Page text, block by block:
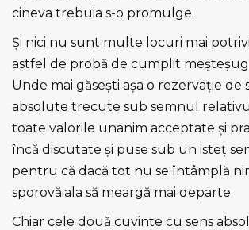
cineva trebuia s-o promulge.
Şi nici nu sunt multe locuri mai
astfel de probă de cumplit
Unde mai găseşti aşa o rezervaţie de
absolute trecute sub semnul
toate valorile unanim acceptate şi
încă discutate şi puse sub un isteţ
pentru că dacă tot nu se întâmplă
sporovăiala să meargă mai departe.
Chiar cele două cuvinte cu sens